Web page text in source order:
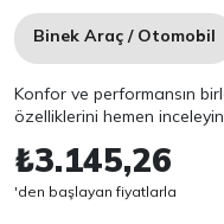
Binek Araç / Otomobil
Konfor ve performansın
özelliklerini hemen
₺3.145,26
'den başlayan fiyatlarla